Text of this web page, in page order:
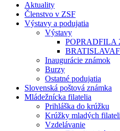
Aktuality
Členstvo v ZSF
Výstavy a podujatia
Výstavy
POPRADFILA
Inaugurácie známok
Burzy
Ostatné podujatia
Slovenská poštová známka
Mládežnícka filatelia
Prihláška do krúžku
Krúžky mladých
Vzdelávanie